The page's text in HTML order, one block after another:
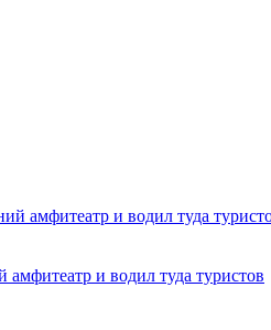
амфитеатр и водил туда туристов